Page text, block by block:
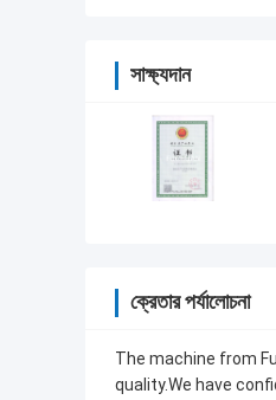
সাক্ষ্যদান
ক্রেতার পর্যালোচনা
The machine from
quality.We have